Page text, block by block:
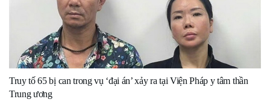
Truy tố 65 bị can trong vụ ‘đại án’ xảy ra tại Viện Pháp y tâm thần
Trung ương